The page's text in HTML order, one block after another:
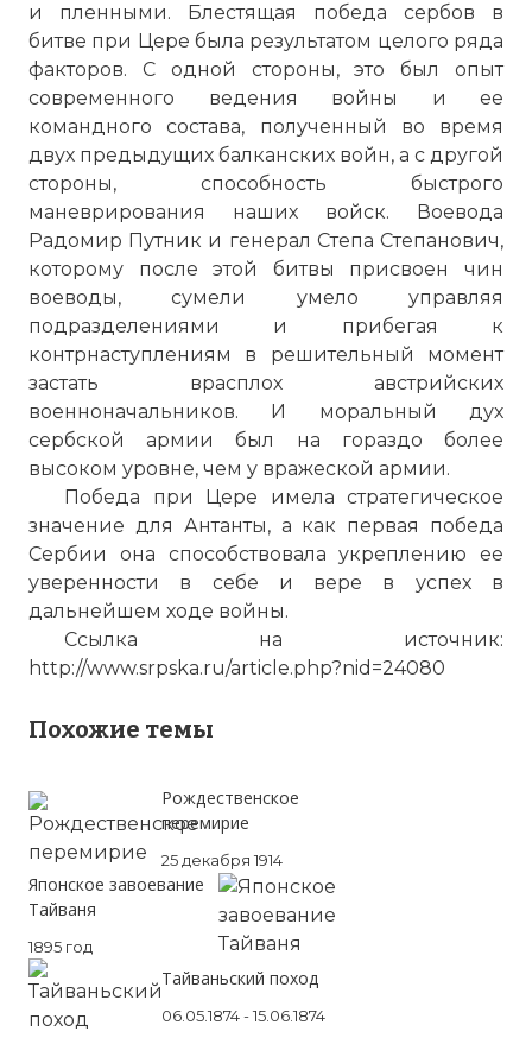
и пленными. Блестящая победа сербов в
битве при Цере была результатом целого ряда
факторов. С одной стороны, это был опыт
современного ведения войны и ее
командного состава, полученный во время
двух предыдущих балканских войн, а с другой
стороны, способность быстрого
маневрирования наших войск. Воевода
Радомир Путник и генерал Степа Степанович,
которому после этой битвы присвоен чин
воеводы, сумели умело управляя
подразделениями и прибегая к
контрнаступлениям в решительный момент
застать врасплох австрийских
военноначальников. И моральный дух
сербской армии был на гораздо более
высоком уровне, чем у вражеской армии.
Победа при Цере имела стратегическое
значение для Антанты, а как первая победа
Сербии она способствовала укреплению ее
уверенности в себе и вере в успех в
дальнейшем ходе войны.
Ссылка на источник:
http://www.srpska.ru/article.php?nid=24080
Похожие темы
Рождественское
перемирие
25 декабря 1914
Японское завоевание
Тайваня
1895 год
Тайваньский поход
06.05.1874 - 15.06.1874